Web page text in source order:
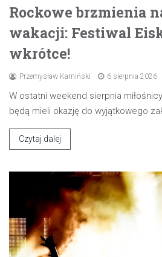
Rockowe brzmienia
wakacji: Festiwal
wkrótce!
Przemysław Kamiński 6 sierpnia 2026
W ostatni weekend sierpnia
będą mieli okazję do wyjątkowego
Czytaj dalej